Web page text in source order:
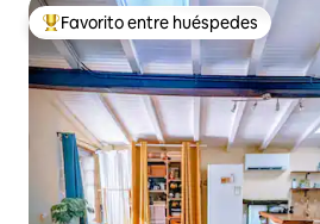
Favorito entre huéspedes preferido
Favorito entre huéspedes